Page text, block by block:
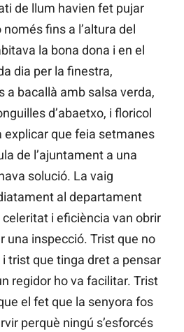
de llum havien fet pujar
fins a l’altura del
la bona dona i en el
dia per la finestra,
a bacallà amb salsa verda,
d’abaetxo, i floricol
explicar que feia setmanes
de l’ajuntament a una
solució. La vaig
al departament
i eficiència van obrir
una inspecció. Trist que no
i trist que tinga dret a pensar
regidor ho va facilitar. Trist
el fet que la senyora fos
perquè ningú s’esforcés